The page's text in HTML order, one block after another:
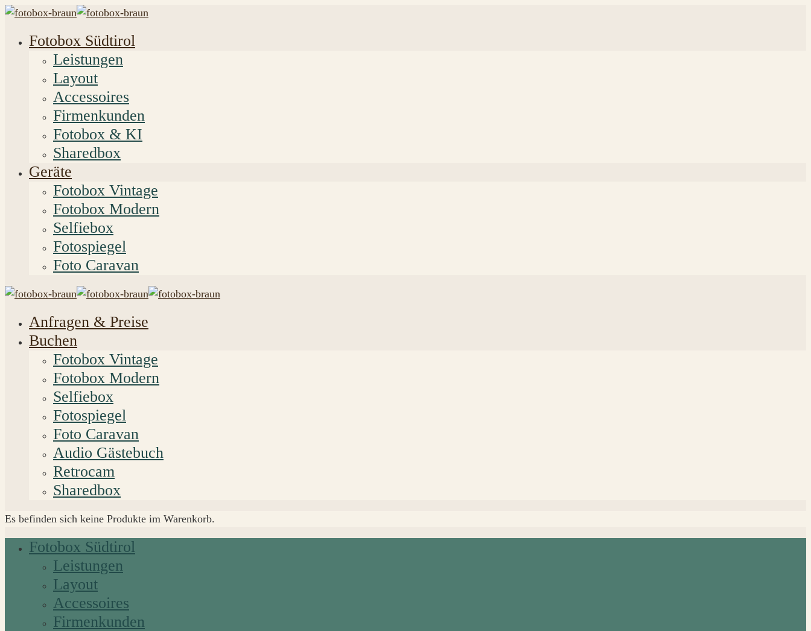
Fotobox Südtirol
Leistungen
Layout
Accessoires
Firmenkunden
Fotobox & KI
Sharedbox
Geräte
Fotobox Vintage
Fotobox Modern
Selfiebox
Fotospiegel
Foto Caravan
Anfragen & Preise
Buchen
Fotobox Vintage
Fotobox Modern
Selfiebox
Fotospiegel
Foto Caravan
Audio Gästebuch
Retrocam
Sharedbox
Es befinden sich keine Produkte im Warenkorb.
Fotobox Südtirol
Leistungen
Layout
Accessoires
Firmenkunden